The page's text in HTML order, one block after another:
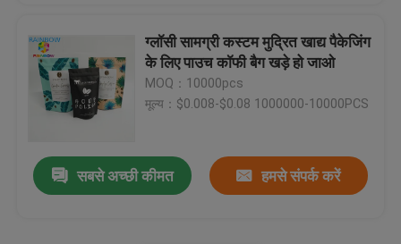
ग्लॉसी सामग्री कस्टम मुद्रित खाद्य पैकेजिंग
के लिए पाउच कॉफी बैग खड़े हो जाओ
MOQ：10000pcs
मूल्य：$0.008-$0.08 1000000-10000PCS
सबसे अच्छी कीमत हमसे संपर्क करें